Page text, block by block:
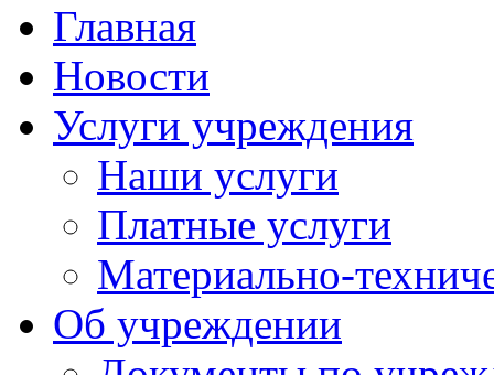
Главная
Новости
Услуги учреждения
Наши услуги
Платные услуги
Материально-
Об учреждении